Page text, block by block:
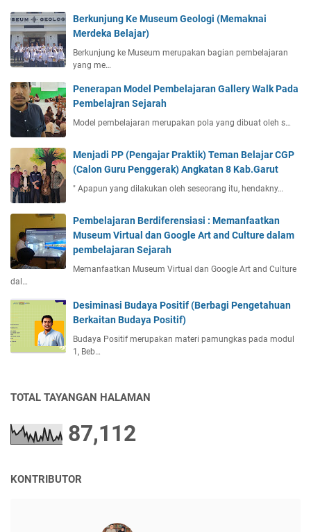
Berkunjung Ke Museum Geologi (Memaknai
Merdeka Belajar)
Berkunjung ke Museum merupakan bagian pembelajaran
yang me…
Penerapan Model Pembelajaran Gallery Walk Pada
Pembelajran Sejarah
Model pembelajaran merupakan pola yang dibuat oleh s…
Menjadi PP (Pengajar Praktik) Teman Belajar CGP
(Calon Guru Penggerak) Angkatan 8 Kab.Garut
" Apapun yang dilakukan oleh seseorang itu, hendakny…
Pembelajaran Berdiferensiasi : Memanfaatkan
Museum Virtual dan Google Art and Culture dalam
pembelajaran Sejarah
Memanfaatkan Museum Virtual dan Google Art and Culture
dal…
Desiminasi Budaya Positif (Berbagi Pengetahuan
Berkaitan Budaya Positif)
Budaya Positif merupakan materi pamungkas pada modul
1, Beb…
TOTAL TAYANGAN HALAMAN
87,112
KONTRIBUTOR